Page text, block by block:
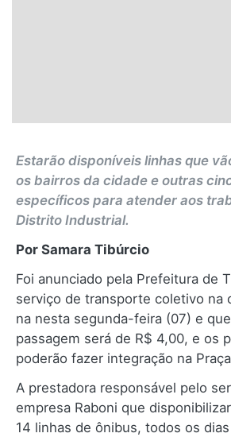
Estarão disponíveis linhas que
os bairros da cidade e outras
específicos para atender aos
Distrito Industrial.
Por Samara Tibúrcio
Foi anunciado pela Prefeitura de
serviço de transporte coletivo na
na nesta segunda-feira (07) e
passagem será de R$ 4,00, e os
poderão fazer integração na
A prestadora responsável pelo
empresa Raboni que
14 linhas de ônibus, todos os